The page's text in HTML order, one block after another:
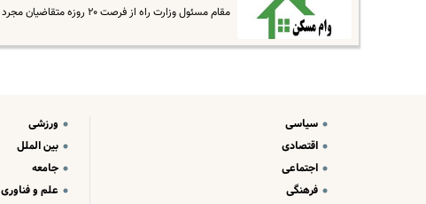
مقام مسئول وزارت راه از فرصت ۲۰ روزه متقاضیان مجرد نهضت ملی مسکن برای بارگذاری تعهدنامه محضری خبر داد و گفت: در صورت…
سیاسی
اقتصادی
اجتماعی
فرهنگی
ورزشی
بین الملل
جامعه
علم و فناوری